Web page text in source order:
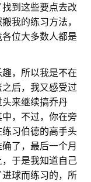
到这些要点去改
我的练习方法，
位大多数人都是
，所以我是不在
后，我又感受过
来继续搞乔丹
，不过，你在旁
习伯德的高手头
了，最后一个月
于是我知道自己
球而练习的，所